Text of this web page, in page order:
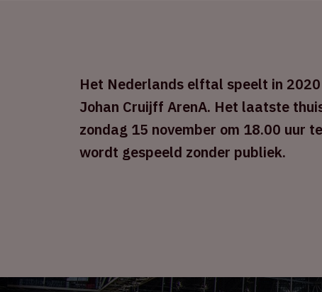
Het Nederlands elftal speelt in
Johan Cruijff ArenA. Het laatste
zondag 15 november om 18.00 uur
wordt gespeeld zonder publiek.